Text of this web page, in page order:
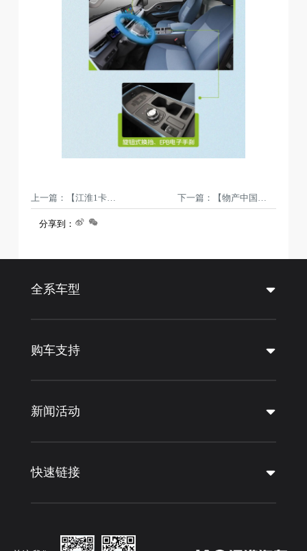
上一篇：【江淮1卡】谁能拒绝拥有一台万试考A的骏铃A9呢？ 下一篇：【物产中国 百万同行】美荔东莞，给荔中国！江淮1卡“物产中国 百万同行”广东东莞站发车
分享到：
全系车型
购车支持
新闻活动
快速链接